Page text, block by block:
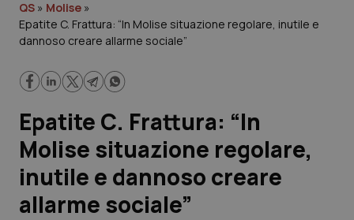
Governo e Parlamento
Regioni e Asl
Lavoro e Professioni
Scienza e Farmaci
Studi e Analisi
QS » Molise »
Epatite C. Frattura: “In Molise situazione regolare, inutile e
dannoso creare allarme sociale”
Epatite C. Frattura: “In
Molise situazione regolare,
inutile e dannoso creare
allarme sociale”